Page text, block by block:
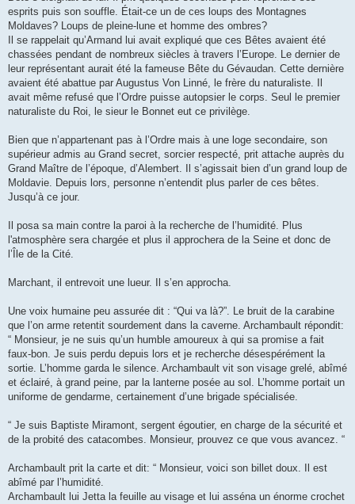
esprits puis son souffle. Était-ce un de ces loups des Montagnes
Moldaves? Loups de pleine-lune et homme des ombres?
Il se rappelait qu’Armand lui avait expliqué que ces Bêtes avaient été
chassées pendant de nombreux siècles à travers l’Europe. Le dernier de
leur représentant aurait été la fameuse Bête du Gévaudan. Cette dernière
avaient été abattue par Augustus Von Linné, le frère du naturaliste. Il
avait même refusé que l’Ordre puisse autopsier le corps. Seul le premier
naturaliste du Roi, le sieur le Bonnet eut ce privilège.
Bien que n’appartenant pas à l’Ordre mais à une loge secondaire, son
supérieur admis au Grand secret, sorcier respecté, prit attache auprès du
Grand Maître de l’époque, d’Alembert. Il s’agissait bien d’un grand loup de
Moldavie. Depuis lors, personne n’entendit plus parler de ces bêtes.
Jusqu’à ce jour.
Il posa sa main contre la paroi à la recherche de l’humidité. Plus
l'atmosphère sera chargée et plus il approchera de la Seine et donc de
l’Île de la Cité.
Marchant, il entrevoit une lueur. Il s’en approcha.
Une voix humaine peu assurée dit : “Qui va là?”. Le bruit de la carabine
que l’on arme retentit sourdement dans la caverne. Archambault répondit:
“ Monsieur, je ne suis qu’un humble amoureux à qui sa promise a fait
faux-bon. Je suis perdu depuis lors et je recherche désespérément la
sortie. L’homme garda le silence. Archambault vit son visage grelé, abîmé
et éclairé, à grand peine, par la lanterne posée au sol. L’homme portait un
uniforme de gendarme, certainement d’une brigade spécialisée.
“ Je suis Baptiste Miramont, sergent égoutier, en charge de la sécurité et
de la probité des catacombes. Monsieur, prouvez ce que vous avancez. “
Archambault prit la carte et dit: “ Monsieur, voici son billet doux. Il est
abîmé par l’humidité.
Archambault lui Jetta la feuille au visage et lui asséna un énorme crochet